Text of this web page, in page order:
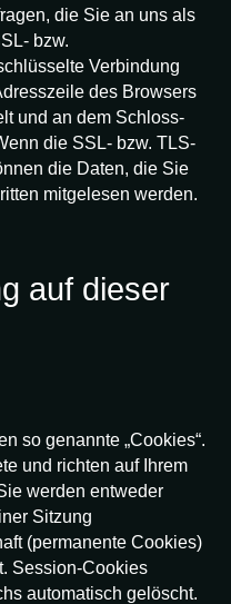
die Sie an uns als
bzw.
Verbindung
des Browsers
und an dem Schloss-
die SSL- bzw. TLS-
die Daten, die Sie
mitgelesen werden.
auf dieser
so genannte „Cookies“.
und richten auf Ihrem
werden entweder
Sitzung
(permanente Cookies)
Session-Cookies
automatisch gelöscht.